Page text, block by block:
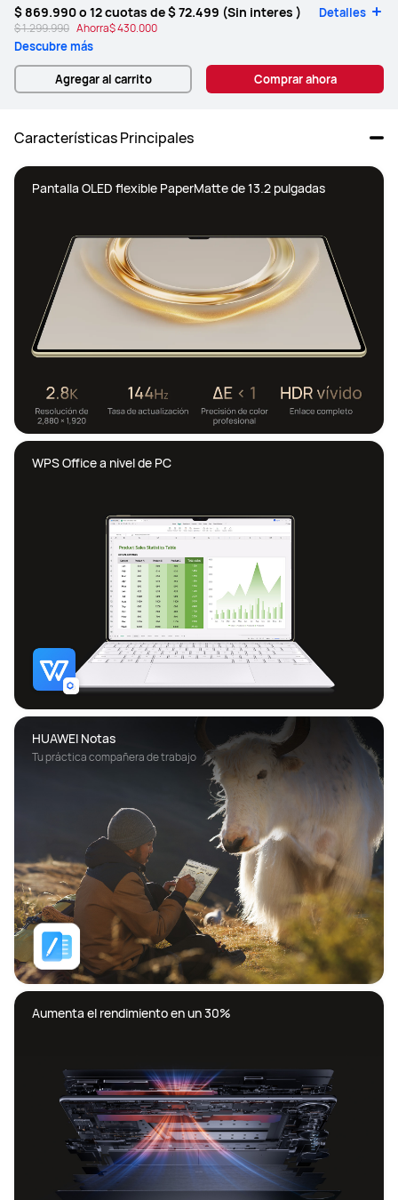
$ 869.990o 12 cuotas de$ 72.499 (Sin interes ) Detalles
$ 1.299.990 Ahorra$ 430.000
Descubre más
Agregar al carrito Comprar ahora
Características Principales
Pantalla OLED flexible PaperMatte de 13.2 pulgadas
HUAWEI Notas
Tu práctica compañera de trabajo